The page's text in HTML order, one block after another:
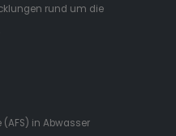
rund um die
in Abwasser